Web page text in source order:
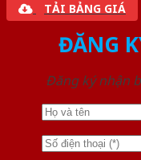
TẢI BẢNG GIÁ
ĐĂNG
Đăng ký nhận